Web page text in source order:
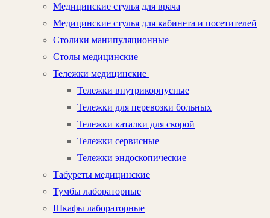
Медицинские стулья для врача
Медицинские стулья для кабинета и посетителей
Столики манипуляционные
Столы медицинские
Тележки медицинские
Тележки внутрикорпусные
Тележки для перевозки больных
Тележки каталки для скорой
Тележки сервисные
Тележки эндоскопические
Табуреты медицинские
Тумбы лабораторные
Шкафы лабораторные